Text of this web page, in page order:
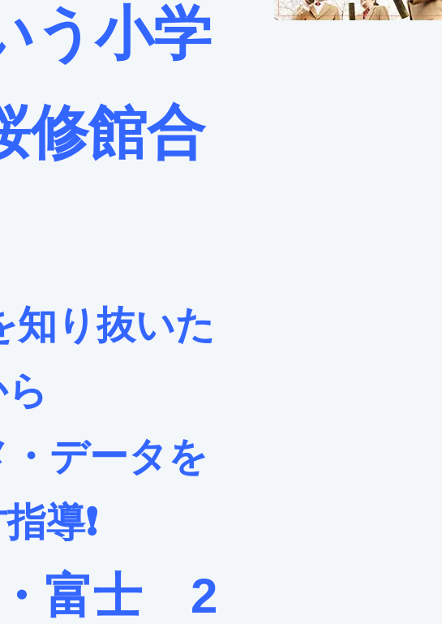
う小学
修館合
知り抜いた
データを
導❗️
・富士 2